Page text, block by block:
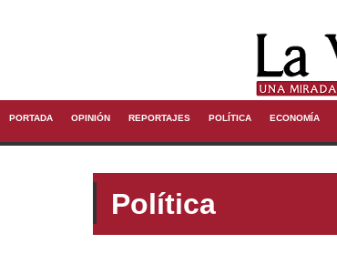
PORTADA OPINIÓN REPORTAJES POLÍTICA ECONOMÍA
Política